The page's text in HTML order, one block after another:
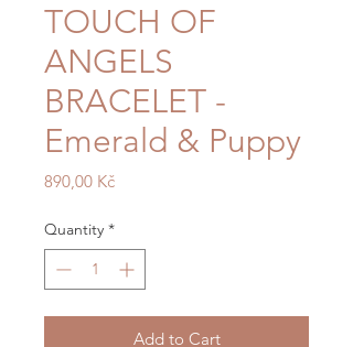
TOUCH OF
ANGELS
BRACELET -
Emerald & Puppy
890,00 KčPrice
Quantity *
Add to Cart